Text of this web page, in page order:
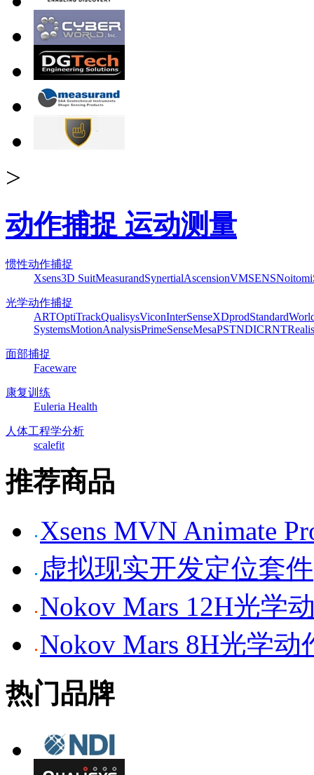
>
动作捕捉 运动测量
惯性动作捕捉
Xsens3D SuitMeasurandSynertialAscensionVMSENSNoitom
光学动作捕捉
ARTOptiTrackQualisysViconInterSenseXDprodStandard
SystemsMotionAnalysisPrimeSenseMesaPSTNDICRNTRealis
面部捕捉
Faceware
康复训练
Euleria Health
人体工程学分析
scalefit
推荐商品
Xsens MVN Animate
虚拟现实开发定位套件
Nokov Mars 12H光学
Nokov Mars 8H光学动
热门品牌